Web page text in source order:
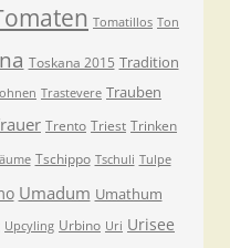
Tomatillos Ton
Toskana 2015 Tradition
Trastevere Trauben
Trento Triest Trinken
Tschippo Tschuli Tulpe
Umadum Umathum
Upcyling Urbino Uri Urisee